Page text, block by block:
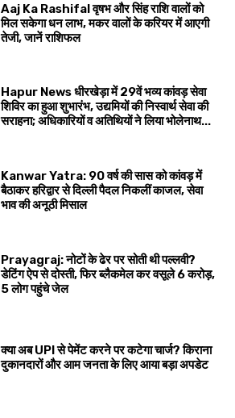
Aaj Ka Rashifal वृषभ और सिंह राशि वालों को
मिल सकेगा धन लाभ, मकर वालों के करियर में आएगी
तेजी, जानें राशिफल
Hapur News धीरखेड़ा में 29वें भव्य कांवड़ सेवा
शिविर का हुआ शुभारंभ, उद्यमियों की निस्वार्थ सेवा की
सराहना; अधिकारियों व अतिथियों ने लिया भोलेनाथ...
Kanwar Yatra: 90 वर्ष की सास को कांवड़ में
बैठाकर हरिद्वार से दिल्ली पैदल निकलीं काजल, सेवा
भाव की अनूठी मिसाल
Prayagraj: नोटों के ढेर पर सोती थी पल्लवी?
डेटिंग ऐप से दोस्ती, फिर ब्लैकमेल कर वसूले ₹6 करोड़,
5 लोग पहुंचे जेल
क्या अब UPI से पेमेंट करने पर कटेगा चार्ज? किराना
दुकानदारों और आम जनता के लिए आया बड़ा अपडेट